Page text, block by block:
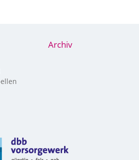
Archiv